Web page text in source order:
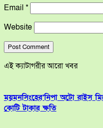
Email *
Website
এই ক্যাটাগরীর আরো খবর
ময়মনসিংহের’নিপা অটো রাইস
কোটি টাকার ক্ষতি